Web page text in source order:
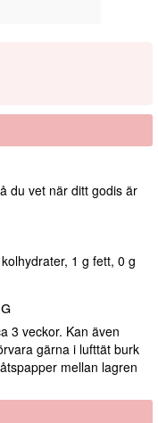
du vet när ditt godis är
1 g fett, 0 g
3 veckor. Kan även
gärna i lufttät burk
mellan lagren